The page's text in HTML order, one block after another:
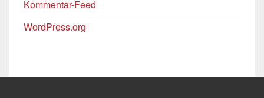
Kommentar-Feed
WordPress.org